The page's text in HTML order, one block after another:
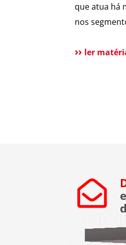
que atua há
nos
a público
ler